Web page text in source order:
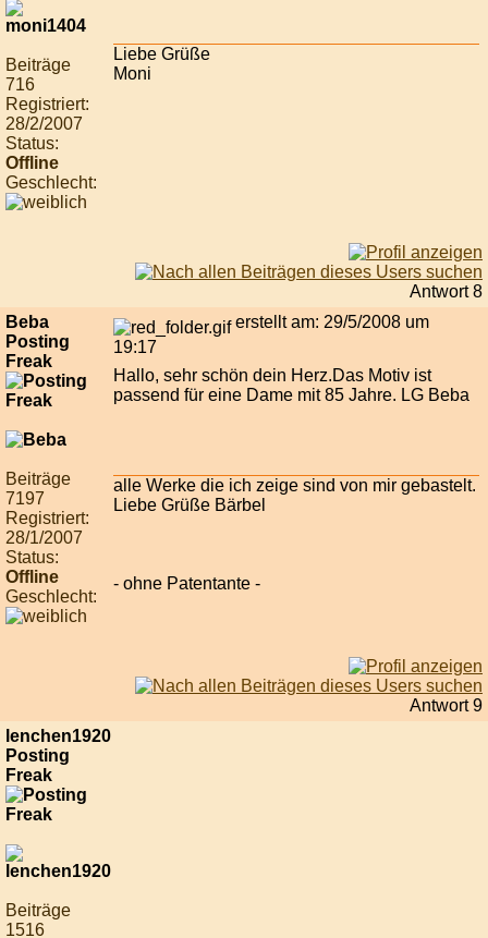
Beiträge
716
Registriert:
28/2/2007
Status:
Offline
Geschlecht:
Liebe Grüße
Moni
Antwort 8
Beba
Posting
Freak
Beiträge
7197
Registriert:
28/1/2007
Status:
Offline
Geschlecht:
erstellt am: 29/5/2008 um
19:17
Hallo, sehr schön dein Herz.Das Motiv ist
passend für eine Dame mit 85 Jahre. LG Beba
alle Werke die ich zeige sind von mir gebastelt.
Liebe Grüße Bärbel
- ohne Patentante -
Antwort 9
lenchen1920
Posting
Freak
Beiträge
1516